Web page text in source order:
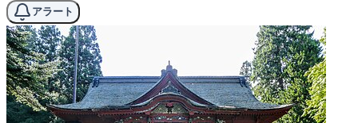
アラート